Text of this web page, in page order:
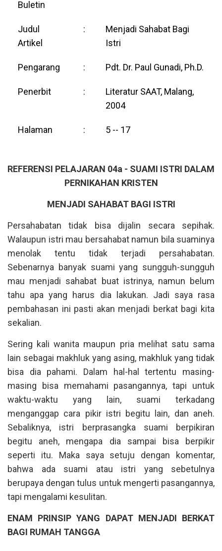
Buletin
Judul
Artikel
:
Menjadi Sahabat Bagi
Istri
Pengarang : Pdt. Dr. Paul Gunadi, Ph.D.
Penerbit :
Literatur SAAT, Malang,
2004
Halaman : 5 -- 17
REFERENSI PELAJARAN 04a - SUAMI ISTRI DALAM
PERNIKAHAN KRISTEN
MENJADI SAHABAT BAGI ISTRI
Persahabatan tidak bisa dijalin secara sepihak.
Walaupun istri mau bersahabat namun bila suaminya
menolak tentu tidak terjadi persahabatan.
Sebenarnya banyak suami yang sungguh-sungguh
mau menjadi sahabat buat istrinya, namun belum
tahu apa yang harus dia lakukan. Jadi saya rasa
pembahasan ini pasti akan menjadi berkat bagi kita
sekalian.
Sering kali wanita maupun pria melihat satu sama
lain sebagai makhluk yang asing, makhluk yang tidak
bisa dia pahami. Dalam hal-hal tertentu masing-
masing bisa memahami pasangannya, tapi untuk
waktu-waktu yang lain, suami terkadang
menganggap cara pikir istri begitu lain, dan aneh.
Sebaliknya, istri berprasangka suami berpikiran
begitu aneh, mengapa dia sampai bisa berpikir
seperti itu. Maka saya setuju dengan komentar,
bahwa ada suami atau istri yang sebetulnya
berupaya dengan tulus untuk mengerti pasangannya,
tapi mengalami kesulitan.
ENAM PRINSIP YANG DAPAT MENJADI BERKAT
BAGI RUMAH TANGGA